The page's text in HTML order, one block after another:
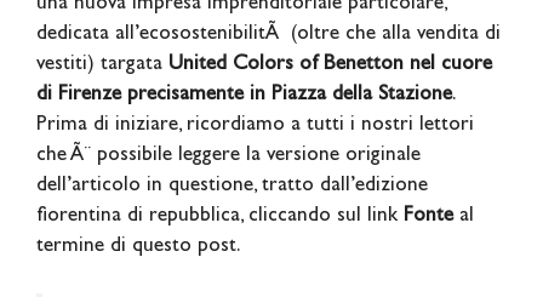
una nuova impresa imprenditoriale particolare,
dedicata all’ecosostenibilitÃ (oltre che alla vendita di
vestiti) targata United Colors of Benetton nel cuore
di Firenze precisamente in Piazza della Stazione.
Prima di iniziare, ricordiamo a tutti i nostri lettori
che Ã¨ possibile leggere la versione originale
dell’articolo in questione, tratto dall’edizione
fiorentina di repubblica, cliccando sul link Fonteal
termine di questo post.